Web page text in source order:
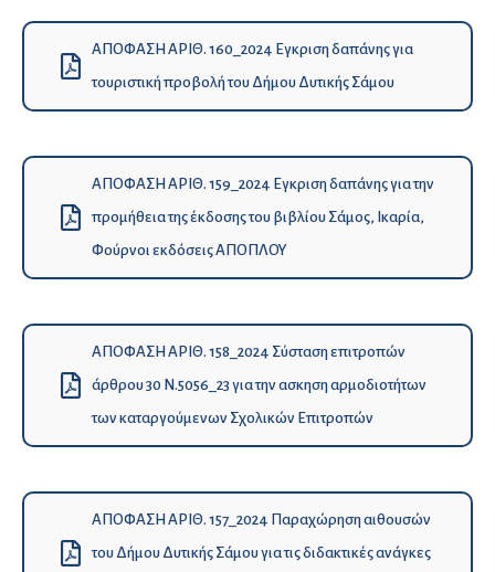
ΑΠΟΦΑΣΗ ΑΡΙΘ. 160_2024 Εγκριση δαπάνης για
τουριστική προβολή του Δήμου Δυτικής Σάμου
ΑΠΟΦΑΣΗ ΑΡΙΘ. 159_2024 Εγκριση δαπάνης για την
προμήθεια της έκδοσης του βιβλίου Σάμος, Ικαρία,
Φούρνοι εκδόσεις ΑΠΟΠΛΟΥ
ΑΠΟΦΑΣΗ ΑΡΙΘ. 158_2024 Σύσταση επιτροπών
άρθρου 30 Ν.5056_23 για την ασκηση αρμοδιοτήτων
των καταργούμενων Σχολικών Επιτροπών
ΑΠΟΦΑΣΗ ΑΡΙΘ. 157_2024 Παραχώρηση αιθουσών
του Δήμου Δυτικής Σάμου για τις διδακτικές ανάγκες